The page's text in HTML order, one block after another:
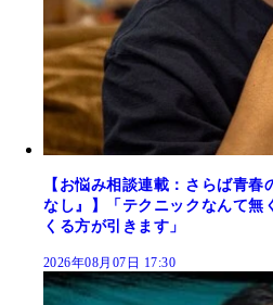
【お悩み相談連載：さらば青
なし』】「テクニックなんて無
くる方が引きます」
2026年08月07日 17:30